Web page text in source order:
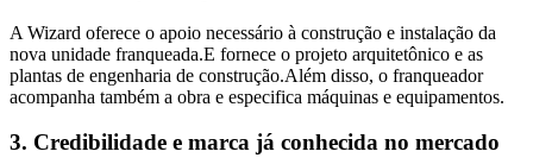
A Wizard oferece o apoio necessário à construção e instalação da
nova unidade franqueada.E fornece o projeto arquitetônico e as
plantas de engenharia de construção.Além disso, o franqueador
acompanha também a obra e especifica máquinas e equipamentos.
3. Credibilidade e marca já conhecida no mercado